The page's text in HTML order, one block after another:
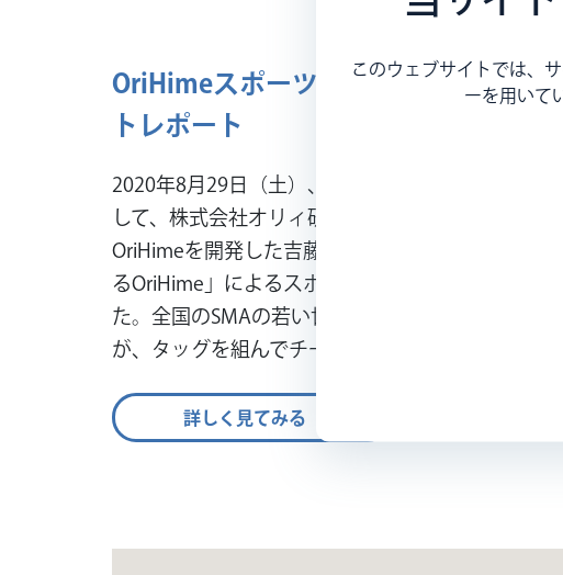
このウェブサイトでは、
ーを用いて
OriHimeスポーツ大会「バイオジェン
トレポート
2020年8月29日（土）、「SMA Month 2020」最
して、株式会社オリィ研究所代表取締役所長で分身
OriHimeを開発した吉藤オリィ氏がこの日のために
るOriHime」によるスポーツ大会・バイオジェン杯
た。全国のSMAの若い世代の皆さんと、OriHimeパ
が、タッグを組んでチームプレイを展開しました。
詳しく見てみる